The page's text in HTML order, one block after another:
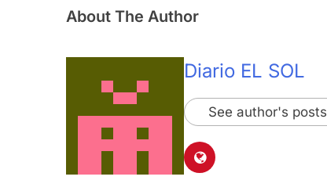
About The Author
Diario EL SOL
See author's posts